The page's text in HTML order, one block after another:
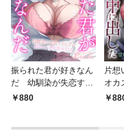
振られた君が好きなん
だ 幼馴染が失恋する
たびに慰めエッチを求
880
片想
オカ
馴染